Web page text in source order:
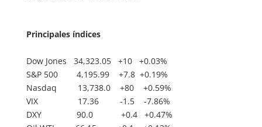
Principales índices
Dow Jones 34,323.05 +10 +0.03%
S&P 500 4,195.99 +7.8 +0.19%
Nasdaq 13,738.0 +80 +0.59%
VIX 17.36 -1.5 -7.86%
DXY 90.0 +0.4 +0.47%